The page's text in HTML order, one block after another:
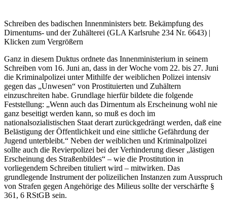
Schreiben des badischen Innenministers betr. Bekämpfung des
Dirnentums- und der Zuhälterei (GLA Karlsruhe 234 Nr. 6643) |
Klicken zum Vergrößern
Ganz in diesem Duktus ordnete das Innenministerium in seinem
Schreiben vom 16. Juni an, dass in der Woche vom 22. bis 27. Juni
die Kriminalpolizei unter Mithilfe der weiblichen Polizei intensiv
gegen das „Unwesen“ von Prostituierten und Zuhältern
einzuschreiten habe. Grundlage hierfür bildete die folgende
Feststellung: „Wenn auch das Dirnentum als Erscheinung wohl nie
ganz beseitigt werden kann, so muß es doch im
nationalsozialistischen Staat derart zurückgedrängt werden, daß eine
Belästigung der Öffentlichkeit und eine sittliche Gefährdung der
Jugend unterbleibt.“ Neben der weiblichen und Kriminalpolizei
sollte auch die Revierpolizei bei der Verhinderung dieser „lästigen
Erscheinung des Straßenbildes“ – wie die Prostitution in
vorliegendem Schreiben tituliert wird – mitwirken. Das
grundlegende Instrument der polizeilichen Instanzen zum Ausspruch
von Strafen gegen Angehörige des Milieus sollte der verschärfte §
361, 6 RStGB sein.